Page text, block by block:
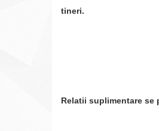
tineri.
Relatii suplimentare se